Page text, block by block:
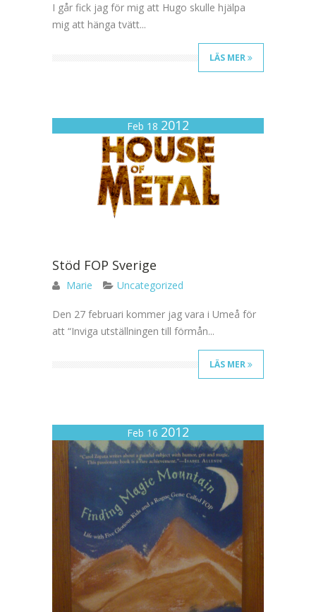
I går fick jag för mig att Hugo skulle hjälpa
mig att hänga tvätt...
LÄS MER
Feb 18 2012
Stöd FOP Sverige
Marie Uncategorized
Den 27 februari kommer jag vara i Umeå för
att “Inviga utställningen till förmån...
LÄS MER
Feb 16 2012